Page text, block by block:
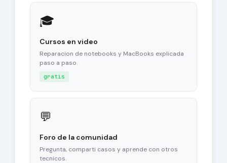
🎓
Cursos en video
Reparacion de notebooks y MacBooks explicada
paso a paso.
gratis
💬
Foro de la comunidad
Pregunta, comparti casos y aprende con otros
tecnicos.